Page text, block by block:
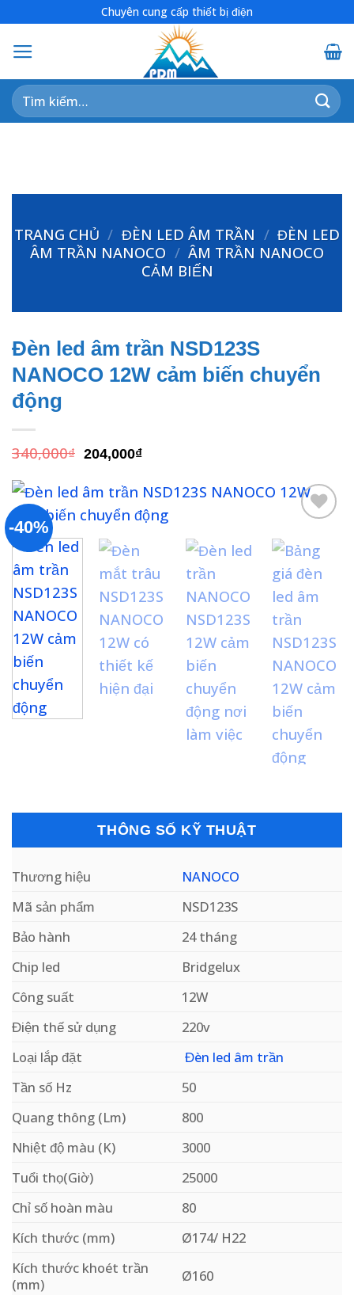
content
Chuyên cung cấp thiết bị điện
Tìm
kiếm:
TRANG CHỦ / ĐÈN LED ÂM TRẦN / ĐÈN LED
ÂM TRẦN NANOCO / ÂM TRẦN NANOCO
CẢM BIẾN
Đèn led âm trần NSD123S
NANOCO 12W cảm biến chuyển
động
340,000₫ Giá
340,000₫.
204,000₫Giá
là:
204,000₫.
-40%
Add to
wishlist
THÔNG SỐ KỸ THUẬT
Thương hiệu
NANOCO
Mã sản phẩm
NSD123S
Bảo hành
24 tháng
Chip led
Bridgelux
Công suất
12W
Điện thế sử dụng
220v
Loại lắp đặt
Đèn led âm trần
Tần số Hz
50
Quang thông (Lm)
800
Nhiệt độ màu (K)
3000
Tuổi thọ(Giờ)
25000
Chỉ số hoàn màu
80
Kích thước (mm)
Ø174/ H22
Kích thước khoét trần
(mm)
Ø160